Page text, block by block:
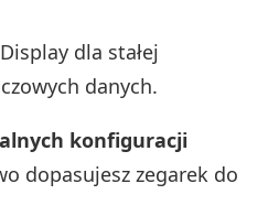
dla stałej
danych.
konfiguracji
dopasujesz zegarek do